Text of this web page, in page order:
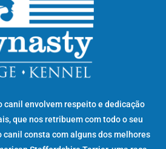
canil envolvem respeito e dedicação
que nos retribuem com todo o seu
canil consta com alguns dos melhores